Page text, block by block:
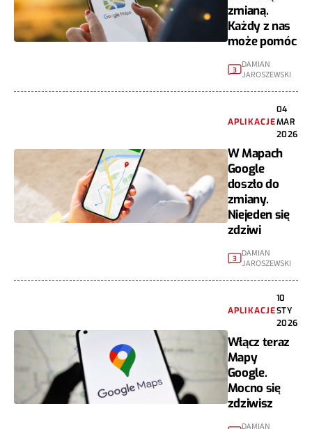
zmianą.
Każdy z nas
może pomóc
3 DAMIAN
JAROSZEWSKI
APLIKACJE
04
MAR
2026
W Mapach
Google
doszło do
zmiany.
Niejeden się
zdziwi
3 DAMIAN
JAROSZEWSKI
APLIKACJE
10
STY
2026
Włącz teraz
Mapy
Google.
Mocno się
zdziwisz
DAMIAN